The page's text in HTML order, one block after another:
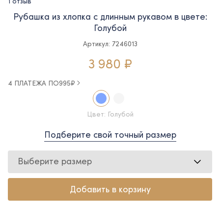
Рубашка из хлопка с длинным рукавом в цвете:
Голубой
Артикул: 7246013
3 980 ₽
4 ПЛАТЕЖА ПО995₽
Цвет: Голубой
Подберите свой точный размер
Выберите размер
Добавить в корзину